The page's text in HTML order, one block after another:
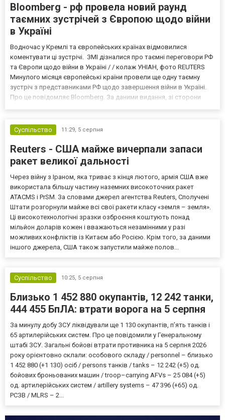
Bloomberg - рф провела новий раунд
таємних зустрічей з Європою щодо війни
в Україні
Водночас у Кремлі та європейських країнах відмовилися
коментувати ці зустрічі. ЗМІ дізналися про таємні переговори РФ
та Європи щодо війни в Україні / / колаж УНІАН, фото REUTERS
Минулого місяця європейські країни провели ще одну таємну
зустріч з представниками РФ щодо завершення війни в Україні.
Про це повідомляє Bloomberg. За даними видання, зі сторони
Суспільство
11:29, 5 серпня
Reuters - США майже вичерпали запаси
ракет великої дальності
Через війну з Іраном, яка триває з кінця лютого, армія США вже
використала більшу частину наземних високоточних ракет
ATACMS і PrSM. За словами джерел агентства Reuters, Сполучені
Штати розгорнули майже всі свої ракети класу «земля – земля».
Ці високотехнологічні зразки озброєння коштують понад
мільйон доларів кожен і вважаються незамінними у разі
можливих конфліктів із Китаєм або Росією. Крім того, за даними
іншого джерела, США також запустили майже полов...
Суспільство 10:25, 5 серпня
Близько 1 452 880 окупантів, 12 242 танки,
444 455 БпЛА: втрати ворога на 5 серпня
За минулу добу ЗСУ ліквідували ще 1 130 окупантів, пʼять танків і
65 артилерійських систем. Про це повідомили у Генеральному
штабі ЗСУ. Загальні бойові втрати противника на 5 серпня 2026
року орієнтовно склали: особового складу / personnel – близько
1 452 880 (+1 130) осіб / persons танків / tanks – 12 242 (+5) од.
бойових броньованих машин / troop–carrying AFVs – 25 084 (+5)
од. артилерійських систем / artillery systems – 47 396 (+65) од.
РСЗВ / MLRS – 2...